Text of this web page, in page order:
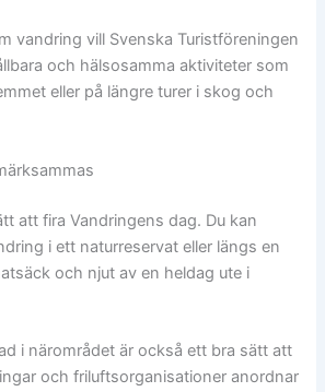
vandring vill Svenska Turistföreningen
och hälsosamma aktiviteter som
eller på längre turer i skog och
att fira Vandringens dag. Du kan
i ett naturreservat eller längs en
och njut av en heldag ute i
i närområdet är också ett bra sätt att
och friluftsorganisationer anordnar